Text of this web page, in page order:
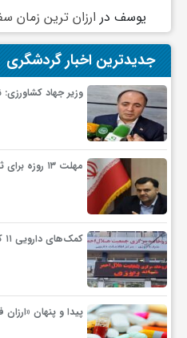
یوسف در ارزان ترین
جدیدترین اخبار گردشگری
وزیر جهاد
مهلت ۱۳ روزه برای ثبت اطلاعات کالاهای…
کمک‌های دارویی ۱۱ کشور به ایران در…
پیدا و پنهان